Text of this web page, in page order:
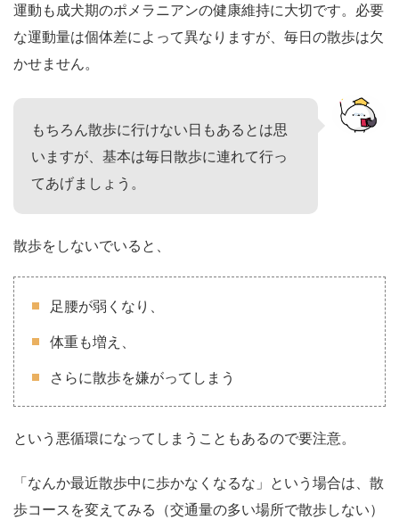
運動も成犬期のポメラニアンの健康維持に大切です。必要
な運動量は個体差によって異なりますが、毎日の散歩は欠
かせません。
もちろん散歩に行けない日もあるとは思
いますが、基本は毎日散歩に連れて行っ
てあげましょう。
散歩をしないでいると、
足腰が弱くなり、
体重も増え、
さらに散歩を嫌がってしまう
という悪循環になってしまうこともあるので要注意。
「なんか最近散歩中に歩かなくなるな」という場合は、散
歩コースを変えてみる（交通量の多い場所で散歩しない）